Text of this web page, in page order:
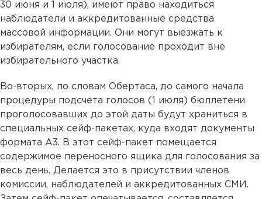
30 июня и 1 июля), имеют право находиться
наблюдатели и аккредитованные средства
массовой информации. Они могут выезжать к
избирателям, если голосование проходит вне
избирательного участка.
Во-вторых, по словам Обертаса, до самого начала
процедуры подсчета голосов (1 июля) бюллетени
проголосовавших до этой даты будут храниться в
специальных сейф-пакетах, куда входят документы
формата А3. В этот сейф-пакет помещается
содержимое переносного ящика для голосования за
весь день. Делается это в присутствии членов
комиссии, наблюдателей и аккредитованных СМИ.